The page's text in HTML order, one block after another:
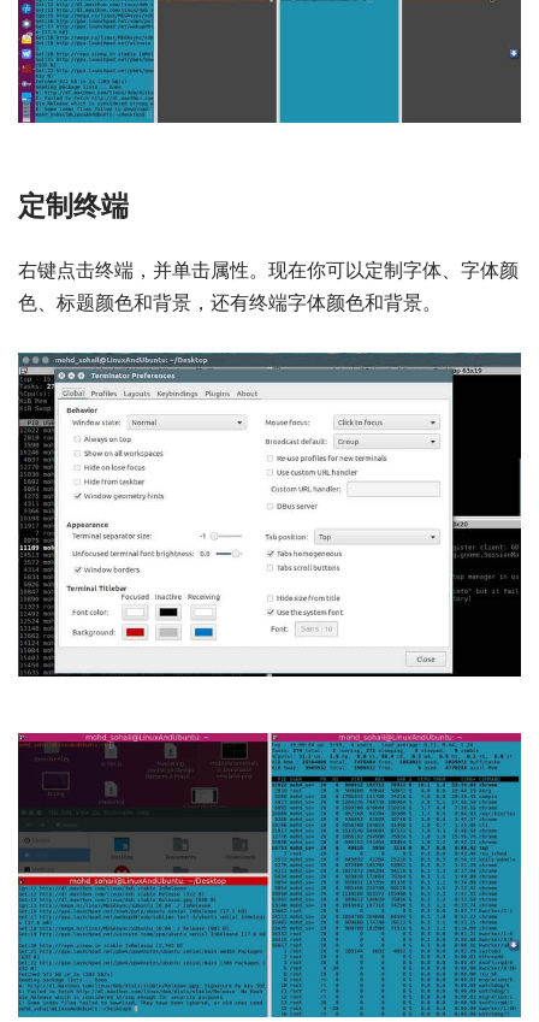
定制终端
右键点击终端，并单击属性。现在你可以定制字体、字体颜
色、标题颜色和背景，还有终端字体颜色和背景。